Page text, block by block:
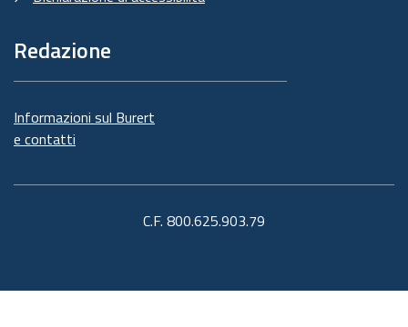
Redazione
Informazioni sul Burert
e contatti
C.F. 800.625.903.79